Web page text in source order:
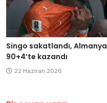
Singo sakatlandı, Almanya
90+4’te kazandı
22 Haziran 2026